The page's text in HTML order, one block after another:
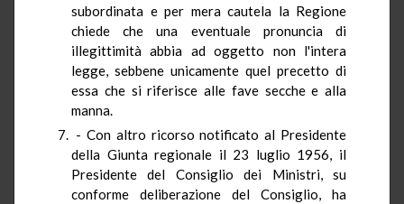
subordinata e per mera cautela la Regione
chiede che una eventuale pronuncia di
illegittimità abbia ad oggetto non l'intera
legge, sebbene unicamente quel precetto di
essa che si riferisce alle fave secche e alla
manna.
- Con altro ricorso notificato al Presidente
della Giunta regionale il 23 luglio 1956, il
Presidente del Consiglio dei Ministri, su
conforme deliberazione del Consiglio, ha